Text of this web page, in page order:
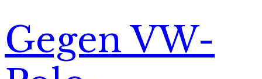
Gegen VW-